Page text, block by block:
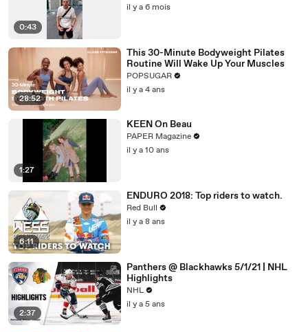
0:43
il y a 6 mois
28:52
This 30-Minute Bodyweight Pilates
Routine Will Wake Up Your Muscles
POPSUGAR
il y a 4 ans
1:27
KEEN On Beau
PAPER Magazine
il y a 10 ans
6:11
ENDURO 2018: Top riders to watch.
Red Bull
il y a 8 ans
2:37
Panthers @ Blackhawks 5/1/21 | NHL
Highlights
NHL
il y a 5 ans